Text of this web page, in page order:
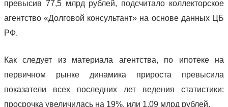
превысив 77,5 млрд рублей, подсчитало коллекторское
агентство «Долговой консультант» на основе данных ЦБ
РФ.
Как следует из материала агентства, по ипотеке на
первичном рынке динамика прироста превысила
показатели всех последних лет ведения статистики:
просрочка увеличилась на 19%, или 1,09 млрд рублей.